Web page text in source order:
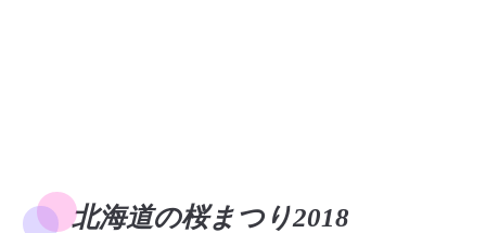
北海道の桜まつり2018